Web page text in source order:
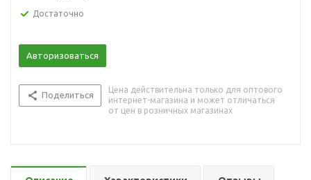
Достаточно
Авторизоваться
Поделиться
Цена действительна только для оптового
интернет-магазина и может отличаться
от цен в розничных магазинах